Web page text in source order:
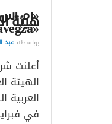
«أم
هيئة
«Ravegza»
بواسطة عبد
الهيئة
في فبراير 2024،